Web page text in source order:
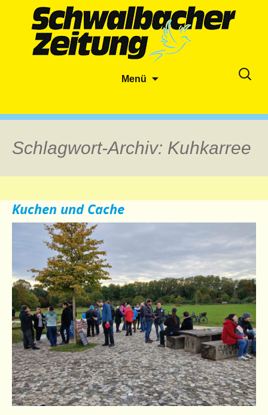
Menü
Suche
Schlagwort-Archiv: Kuhkarree
Kuchen und Cache